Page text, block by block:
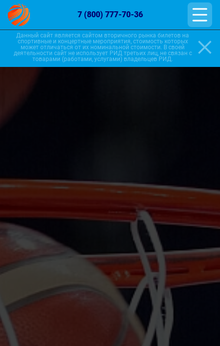
7 (800) 777-70-36
Данный сайт является сайтом вторичного рынка билетов на
спортивные и концертные мероприятия, стоимость которых
может отличаться от их номинальной стоимости. В своей
деятельности сайт не использует РИД третьих лиц, не связан с
товарами (работами, услугами) владельцев РИД.